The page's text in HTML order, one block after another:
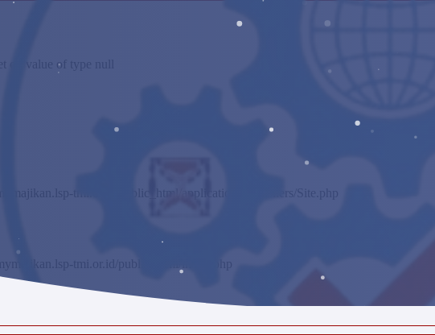
on value of type null
tmi.or.id/public_html/application/controllers/Site.php
tmi.or.id/public_html/index.php